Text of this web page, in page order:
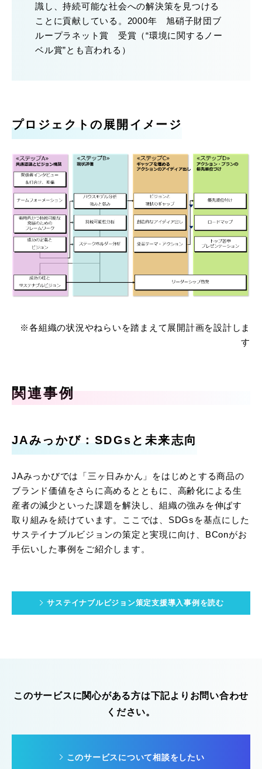
識し、持続可能な社会への解決策を見つける
ことに貢献している。2000年 旭硝子財団ブ
ループラネット賞 受賞（“環境に関するノー
ベル賞”とも言われる）
プロジェクトの展開イメージ
※各組織の状況やねらいを踏まえて展開計画を設計しま
す
関連事例
JAみっかび：SDGsと未来志向
JAみっかびでは「三ヶ日みかん」をはじめとする商品の
ブランド価値をさらに高めるとともに、高齢化による生
産者の減少といった課題を解決し、組織の強みを伸ばす
取り組みを続けています。ここでは、SDGsを基点にした
サステイナブルビジョンの策定と実現に向け、BConがお
手伝いした事例をご紹介します。
サステイナブルビジョン策定支援導入事例を読む
このサービスに関心がある方は下記よりお問い合わせ
ください。
このサービスについて相談をしたい